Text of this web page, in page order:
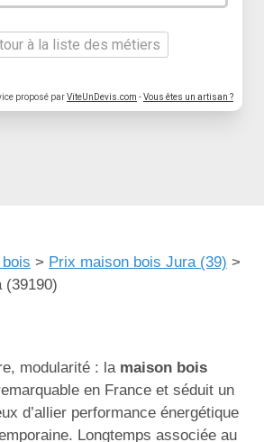
à la liste des métiers
proposé parViteUnDevis.com -Vous êtes un artisan ?
> Prix maison bois Jura (39) >
(39190)
modularité : la maison bois
en France et séduit un
d’allier performance énergétique
Longtemps associée au